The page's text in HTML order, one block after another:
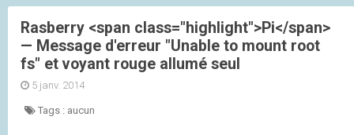
Rasberry <span class="highlight">Pi</span>
— Message d'erreur "Unable to mount root
fs" et voyant rouge allumé seul
5 janv. 2014
Tags : aucun